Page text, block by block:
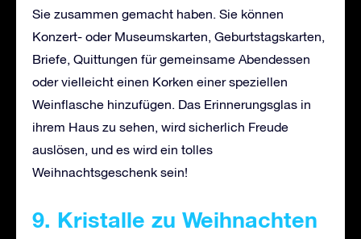
Sie zusammen gemacht haben. Sie können
Konzert- oder Museumskarten, Geburtstagskarten,
Briefe, Quittungen für gemeinsame Abendessen
oder vielleicht einen Korken einer speziellen
Weinflasche hinzufügen. Das Erinnerungsglas in
ihrem Haus zu sehen, wird sicherlich Freude
auslösen, und es wird ein tolles
Weihnachtsgeschenk sein!
9. Kristalle zu Weihnachten